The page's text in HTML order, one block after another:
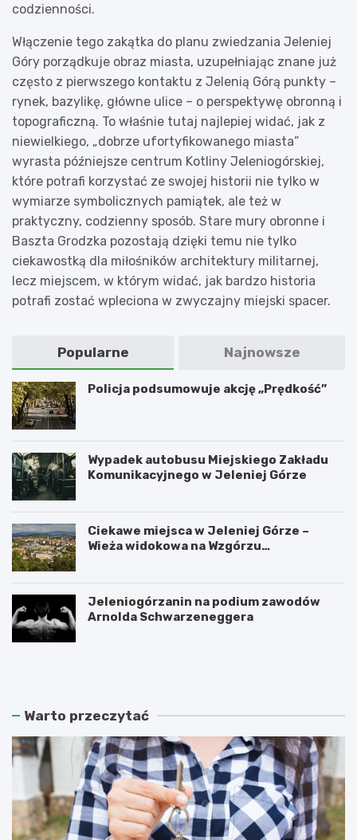
codzienności.
Włączenie tego zakątka do planu zwiedzania Jeleniej
Góry porządkuje obraz miasta, uzupełniając znane już
często z pierwszego kontaktu z Jelenią Górą punkty –
rynek, bazylikę, główne ulice – o perspektywę obronną i
topograficzną. To właśnie tutaj najlepiej widać, jak z
niewielkiego, „dobrze ufortyfikowanego miasta”
wyrasta późniejsze centrum Kotliny Jeleniogórskiej,
które potrafi korzystać ze swojej historii nie tylko w
wymiarze symbolicznych pamiątek, ale też w
praktyczny, codzienny sposób. Stare mury obronne i
Baszta Grodzka pozostają dzięki temu nie tylko
ciekawostką dla miłośników architektury militarnej,
lecz miejscem, w którym widać, jak bardzo historia
potrafi zostać wpleciona w zwyczajny miejski spacer.
Popularne Najnowsze
Policja podsumowuje akcję „Prędkość”
Wypadek autobusu Miejskiego Zakładu
Komunikacyjnego w Jeleniej Górze
Ciekawe miejsca w Jeleniej Górze –
Wieża widokowa na Wzgórzu
Jeleniogórzanin na podium zawodów
Arnolda Schwarzeneggera
W
l
z
m
o
d
z
S
r
k
a
r
ę
b
Warto przeczytać